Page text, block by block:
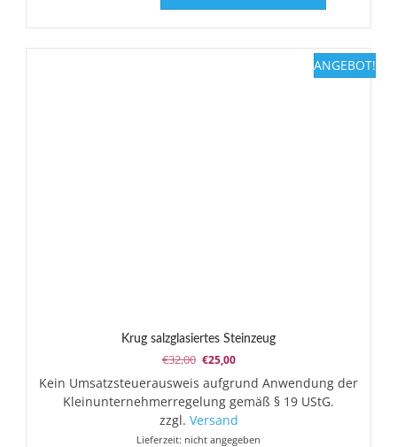
ANGEBOT!
Krug salzglasiertes Steinzeug
€32,00 Ursprünglicher
war:
€32,00
€25,00Aktueller
ist:
€25,00.
Kein Umsatzsteuerausweis aufgrund Anwendung der
Kleinunternehmerregelung gemäß § 19 UStG.
zzgl. Versand
Lieferzeit: nicht angegeben